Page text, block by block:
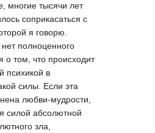
многие тысячи лет
соприкасаться с
я говорю.
полноценного
о том, что происходит
психикой в
силы. Если эта
любви-мудрости,
силой абсолютной
зла,